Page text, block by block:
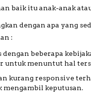
baik itu anak-anak
dengan apa yang
:
beberapa
untuk menuntut hal
kurang responsive
mengambil keputusan.